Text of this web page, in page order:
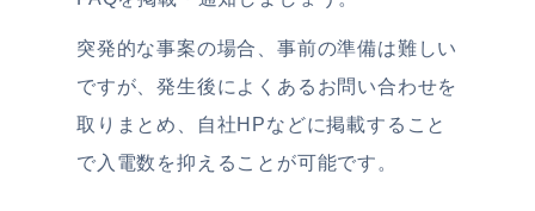
突発的な事案の場合、事前の準備は難しい
ですが、発生後によくあるお問い合わせを
取りまとめ、自社HPなどに掲載すること
で入電数を抑えることが可能です。